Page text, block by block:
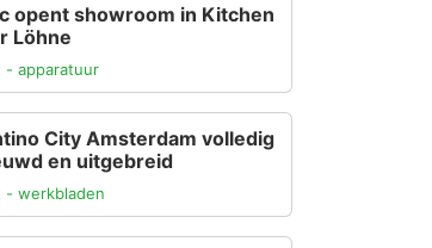
opent showroom in Kitchen
Löhne
- apparatuur
City Amsterdam volledig
en uitgebreid
- werkbladen